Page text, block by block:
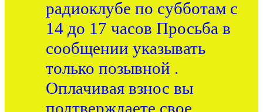
радиоклубе по субботам с
14 до 17 часов Просьба в
сообщении указывать
только позывной .
Оплачивая взнос вы
подтверждаете свое